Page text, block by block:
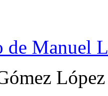
de Manuel
López